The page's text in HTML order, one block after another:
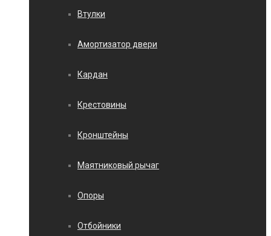
Втулки
Амортизатор двери
Кардан
Крестовины
Кронштейны
Маятниковый рычаг
Опоры
Отбойники